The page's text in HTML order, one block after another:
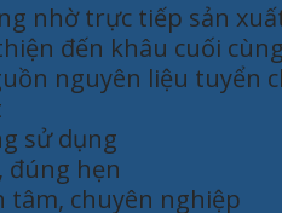
nhờ trực tiếp sản
đến khâu cuối cùng
nguyên liệu tuyển
sử dụng
đúng hẹn
tâm, chuyên nghiệp